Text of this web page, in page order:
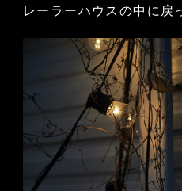
レーラーハウスの中に戻